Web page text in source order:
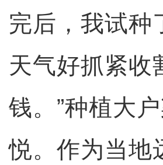
完后，我试种
天气好抓紧收
钱。”种植大
悦。作为当地